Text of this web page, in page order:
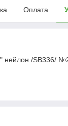
Оплата
нейлон /SB336/